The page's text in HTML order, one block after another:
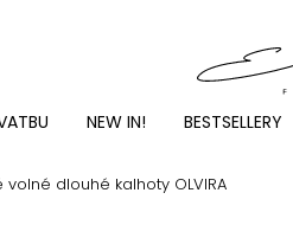
NEW IN! BESTSELLERY
dlouhé kalhoty OLVIRA